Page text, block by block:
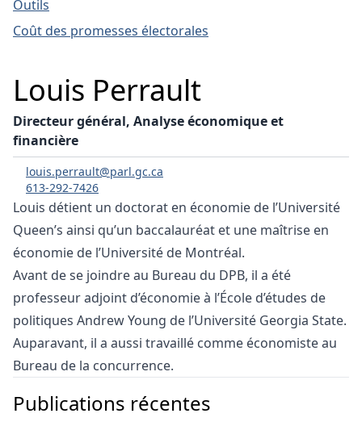
Outils
Coût des promesses électorales
Louis Perrault
Directeur général, Analyse économique et
financière
louis.perrault@parl.gc.ca
613-292-7426
Louis détient un doctorat en économie de l’Université
Queen’s ainsi qu’un baccalauréat et une maîtrise en
économie de l’Université de Montréal.
Avant de se joindre au Bureau du DPB, il a été
professeur adjoint d’économie à l’École d’études de
politiques Andrew Young de l’Université Georgia State.
Auparavant, il a aussi travaillé comme économiste au
Bureau de la concurrence.
Publications récentes